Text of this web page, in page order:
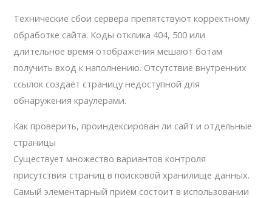
Технические сбои сервера препятствуют корректному
обработке сайта. Коды отклика 404, 500 или
длительное время отображения мешают ботам
получить вход к наполнению. Отсутствие внутренних
ссылок создаёт страницу недоступной для
обнаружения краулерами.
Как проверить, проиндексирован ли сайт и отдельные
страницы
Существует множество вариантов контроля
присутствия страниц в поисковой хранилище данных.
Самый элементарный приём состоит в использовании